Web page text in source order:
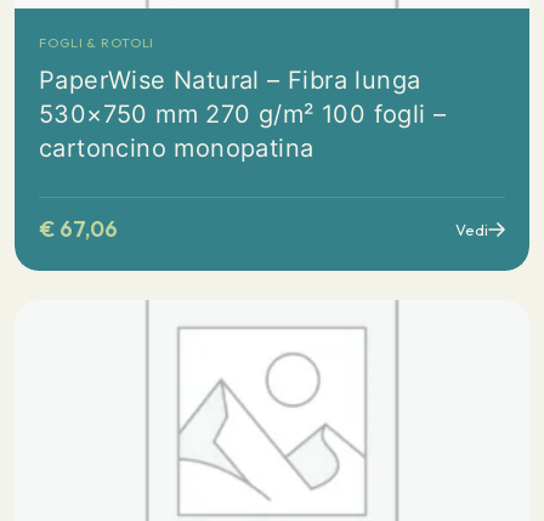
FOGLI & ROTOLI
PaperWise Natural – Fibra lunga
530×750 mm 270 g/m² 100 fogli –
cartoncino monopatina
€ 67,06 Vedi